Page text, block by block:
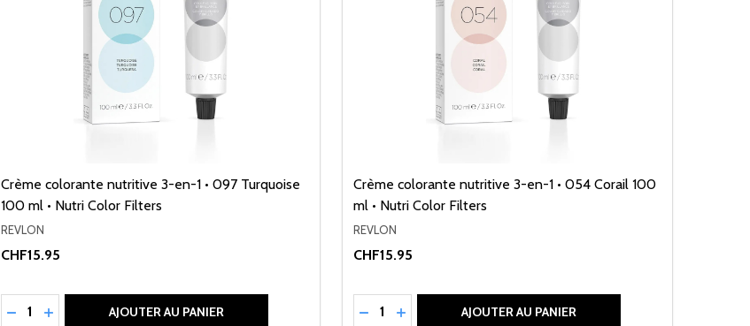
Crème colorante nutritive 3-en-1 • 097 Turquoise
100 ml • Nutri Color Filters
REVLON
CHF15.95
Quantité:
RÉDUIRE LA QUANTITÉ DE UNDEFINED
AUGMENTER LA QUANTITÉ DE UNDEFINED
AJOUTER AU PANIER
Crème colorante nutritive 3-en-1 • 054 Corail 100
ml • Nutri Color Filters
REVLON
CHF15.95
Quantité:
RÉDUIRE LA QUANTITÉ DE UNDEFINED
AUGMENTER LA QUANTITÉ DE UNDEFINED
AJOUTER AU PANIER